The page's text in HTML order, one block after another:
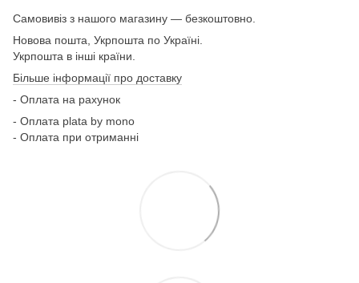
Самовивіз з нашого магазину — безкоштовно.
Новова пошта, Укрпошта по Україні.
Укрпошта в інші країни.
Більше інформації про доставку
- Оплата на рахунок
- Оплата plata by mono
- Оплата при отриманні